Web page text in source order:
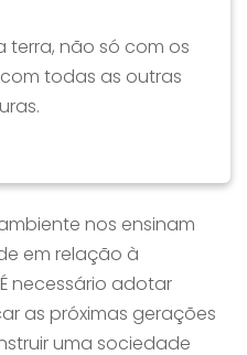
terra, não só com os
todas as outras
nos ensinam
em relação à
necessário adotar
as próximas gerações
uma sociedade